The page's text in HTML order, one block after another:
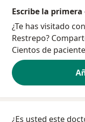
Escribe la
¿Te has visitado
Restrepo?
Cientos de
¿Es usted este